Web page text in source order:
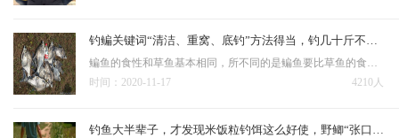
钓鳊关键词“清洁、重窝、底钓”方法得当，钓几十斤不是问题
鳊鱼的食性和草鱼基本相同，所不同的是鳊鱼要比草鱼的食性杂一些，在幼年时以小软体动物为主，水中微生物和一些植物，所以，很多钓友在野河或是鱼池等使用蚯蚓，饵料等也经常会遇到小鳊鱼，但是真正钓大鳊鱼还是要用粮…
4210人
时间：2020-11-17
钓鱼大半辈子，才发现米饭粒钓饵这么好使，野鲫“张口就来”